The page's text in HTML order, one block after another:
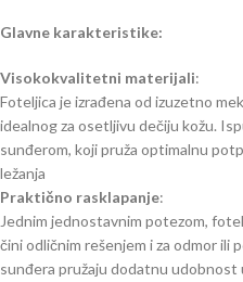
Glavne karakteristike:
Visokokvalitetni materijali:
Foteljica je izrađena od izuzetno
idealnog za osetljivu dečiju kožu.
sunđerom, koji pruža optimalnu
ležanja
Praktično rasklapanje:
Jednim jednostavnim potezom,
čini odličnim rešenjem i za odmor ili
sunđera pružaju dodatnu udobnost